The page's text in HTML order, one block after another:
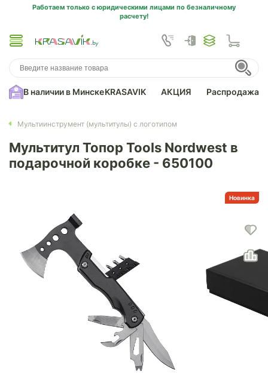
Работаем только с юридическими лицами по безналичному
расчету!
В наличии в МинскеKRASAVIK АКЦИЯ Распродажа
Мультиинструмент (мультитулы) с логотипом
Мультитул Топор Tools Nordwest в
подарочной коробке - 650100
Новинка